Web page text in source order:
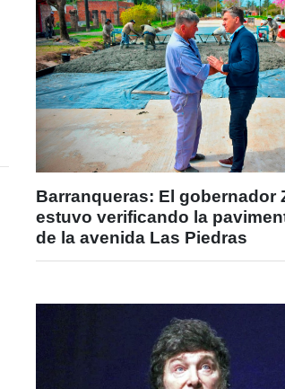
Barranqueras: El gobernador
estuvo verificando la
de la avenida Las Piedras